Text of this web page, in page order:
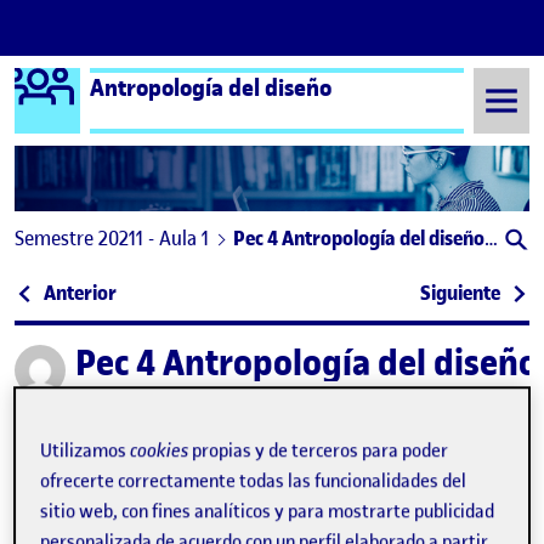
Saltar al contenido
Logo Ágora
Antropología del diseño
Semestre 20211 - Aula 1 Pec 4 Antropología del diseño: compartir el diseño
Navegación de entradas
Anterior: Compartir el diseño Siguiente:
Publicado porPec 4 Antropología del
Publicado por
Lucia Díez Concari
En esta entrada presento mi propuesta de diseño orientada
a la comunidad de apasionados de la cerveza artesanal.
Utilizamoscookies propias y de terceros para poder
ofrecerte correctamente todas las funcionalidades del
sitio web, con fines analíticos y para mostrarte publicidad